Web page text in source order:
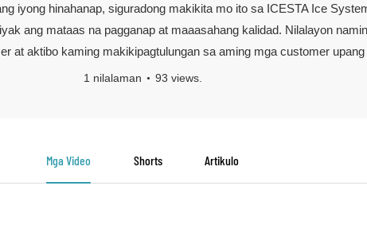
iyong hinahanap, siguradong makikita mo ito sa ICESTA Ice
ang mataas na pagganap at maaasahang kalidad. Nilalayon
at aktibo kaming makikipagtulungan sa aming mga customer
1 nilalaman 93 views.
Mga Video Shorts Artikulo